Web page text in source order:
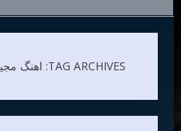
TAG ARCHIVES: اهنگ مجید اخشابی غریب تنها 128K